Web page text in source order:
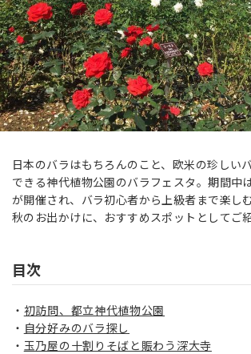
日本のバラはもちろんのこと、欧米の珍しい
できる神代植物公園のバラフェスタ。期間中
が開催され、バラ初心者から上級者まで楽し
秋のお出かけに、おすすめスポットとしてご
目次
初訪問、都立神代植物公園
自分好みのバラ探し
玉乃屋の十割りそばと賑わう深大寺